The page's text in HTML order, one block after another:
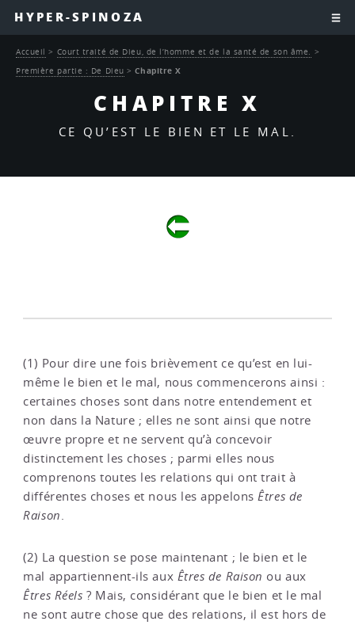
HYPER-SPINOZA
CHAPITRE X
CE QU’EST LE BIEN ET LE MAL.
Accueil > Court traité de Dieu, de l’homme et de la santé de son âme.
>
Première partie : De Dieu >Chapitre X
(1) Pour dire une fois brièvement ce qu’est en lui-
même le bien et le mal, nous commencerons ainsi :
certaines choses sont dans notre entendement et
non dans la Nature ; elles ne sont ainsi que notre
œuvre propre et ne servent qu’à concevoir
distinctement les choses ; parmi elles nous
comprenons toutes les relations qui ont trait à
différentes choses et nous les appelonsÊtres de
Raison.
(2) La question se pose maintenant ; le bien et le
mal appartiennent-ils aux Êtres de Raison ou aux
Êtres Réels ? Mais, considérant que le bien et le mal
ne sont autre chose que des relations, il est hors de